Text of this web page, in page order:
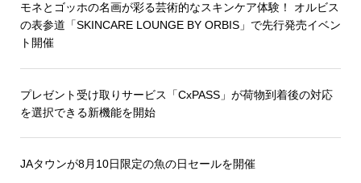
モネとゴッホの名画が彩る芸術的なスキンケア体験！ オルビス
の表参道「SKINCARE LOUNGE BY ORBIS」で先行発売イベン
ト開催
プレゼント受け取りサービス「CxPASS」が荷物到着後の対応
を選択できる新機能を開始
JAタウンが8月10日限定の魚の日セールを開催